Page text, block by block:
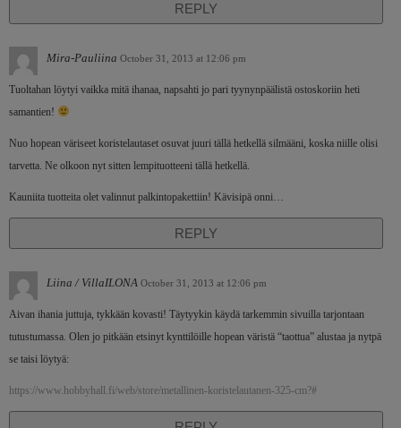
REPLY
Mira-Pauliina October 31, 2013 at 12:06 pm
Tuoltahan löytyi vaikka mitä ihanaa, napsahti jo pari tyynynpäälistä ostoskoriin heti
samantien!
Nuo hopean väriseet koristelautaset osuvat juuri tällä hetkellä silmääni, koska niille olisi
tarvetta. Ne olkoon nyt sitten lempituotteeni tällä hetkellä.
Kauniita tuotteita olet valinnut palkintopakettiin! Kävisipä onni…
REPLY
Liina / VillaILONA October 31, 2013 at 12:06 pm
Aivan ihania juttuja, tykkään kovasti! Täytyykin käydä tarkemmin sivuilla tarjontaan
tutustumassa. Olen jo pitkään etsinyt kynttilöille hopean väristä “taottua” alustaa ja nytpä
se taisi löytyä:
https://www.hobbyhall.fi/web/store/metallinen-koristelautanen-325-cm?#